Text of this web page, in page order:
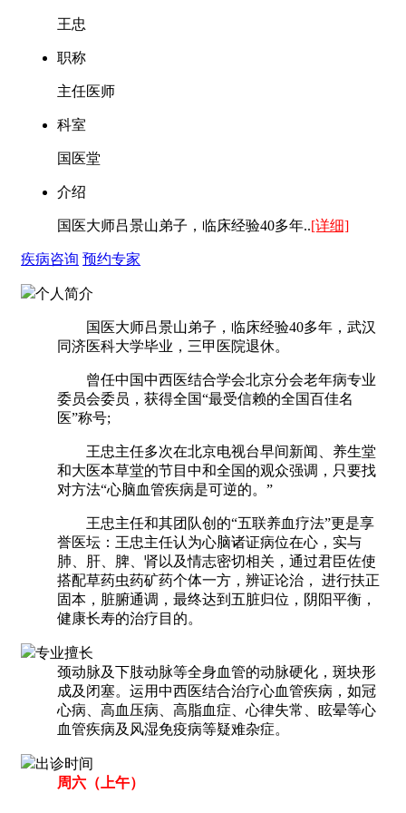
王忠
职称
主任医师
科室
国医堂
介绍
国医大师吕景山弟子，临床经验40多年..[详细]
疾病咨询 预约专家
个人简介
国医大师吕景山弟子，临床经验40多年，武汉
同济医科大学毕业，三甲医院退休。
曾任中国中西医结合学会北京分会老年病专业
委员会委员，获得全国“最受信赖的全国百佳名
医”称号;
王忠主任多次在北京电视台早间新闻、养生堂
和大医本草堂的节目中和全国的观众强调，只要找
对方法“心脑血管疾病是可逆的。”
王忠主任和其团队创的“五联养血疗法”更是享
誉医坛：王忠主任认为心脑诸证病位在心，实与
肺、肝、脾、肾以及情志密切相关，通过君臣佐使
搭配草药虫药矿药个体一方，辨证论治， 进行扶正
固本，脏腑通调，最终达到五脏归位，阴阳平衡，
健康长寿的治疗目的。
专业擅长
颈动脉及下肢动脉等全身血管的动脉硬化，斑块形
成及闭塞。运用中西医结合治疗心血管疾病，如冠
心病、高血压病、高脂血症、心律失常、眩晕等心
血管疾病及风湿免疫病等疑难杂症。
出诊时间
周六（上午）